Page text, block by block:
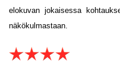
elokuvan jokaisessa
näkökulmastaan.